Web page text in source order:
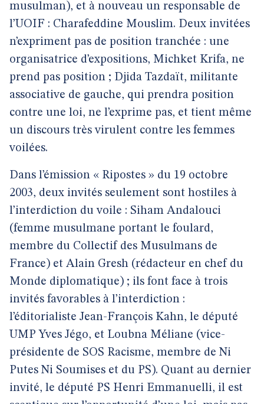
musulman), et à nouveau un responsable de
l’UOIF : Charafeddine Mouslim. Deux invitées
n’expriment pas de position tranchée : une
organisatrice d’expositions, Michket Krifa, ne
prend pas position ; Djida Tazdaït, militante
associative de gauche, qui prendra position
contre une loi, ne l’exprime pas, et tient même
un discours très virulent contre les femmes
voilées.
Dans l’émission « Ripostes » du 19 octobre
2003, deux invités seulement sont hostiles à
l’interdiction du voile : Siham Andalouci
(femme musulmane portant le foulard,
membre du Collectif des Musulmans de
France) et Alain Gresh (rédacteur en chef du
Monde diplomatique) ; ils font face à trois
invités favorables à l’interdiction :
l’éditorialiste Jean-François Kahn, le député
UMP Yves Jégo, et Loubna Méliane (vice-
présidente de SOS Racisme, membre de Ni
Putes Ni Soumises et du PS). Quant au dernier
invité, le député PS Henri Emmanuelli, il est